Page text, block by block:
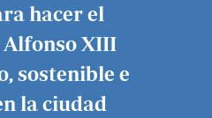
hacer el
Alfonso XIII
sostenible e
la ciudad